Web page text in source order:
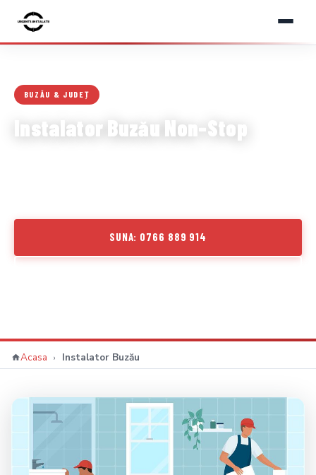
BUZĂU & JUDEȚ
Instalator Buzău Non-Stop
SUNA: 0766 889 914
Acasa Instalator Buzău